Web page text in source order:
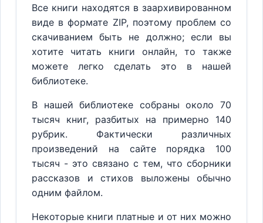
Все книги находятся в заархивированном
виде в формате ZIP, поэтому проблем со
скачиванием быть не должно; если вы
хотите читать книги онлайн, то также
можете легко сделать это в нашей
библиотеке.
В нашей библиотеке собраны около 70
тысяч книг, разбитых на примерно 140
рубрик. Фактически различных
произведений на сайте порядка 100
тысяч - это связано с тем, что сборники
рассказов и стихов выложены обычно
одним файлом.
Некоторые книги платные и от них можно